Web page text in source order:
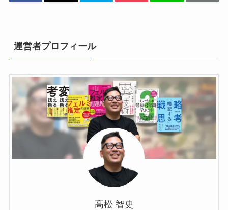
運営者プロフィール
高松 智史